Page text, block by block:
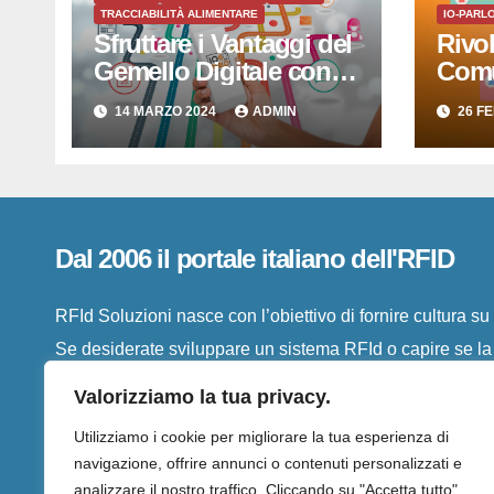
Valorizziamo la tua privacy.
Utilizziamo i cookie per migliorare la tua esperienza di
navigazione, offrire annunci o contenuti personalizzati e
analizzare il nostro traffico. Cliccando su "Accetta tutto",
TRACCIABILITÀ ALIMENTARE
Sfruttare i Vantaggi del
Gemello Digitale con
IO-PARLO di RFID
SISTEMI SRL
14 MARZO 2024 ADMIN
IO-
26
Dal 2006 il portale italiano dell'RFID
RFId Soluzioni nasce con l’obiettivo di fornire cultura
Se desiderate sviluppare un sistema RFId o capire se la